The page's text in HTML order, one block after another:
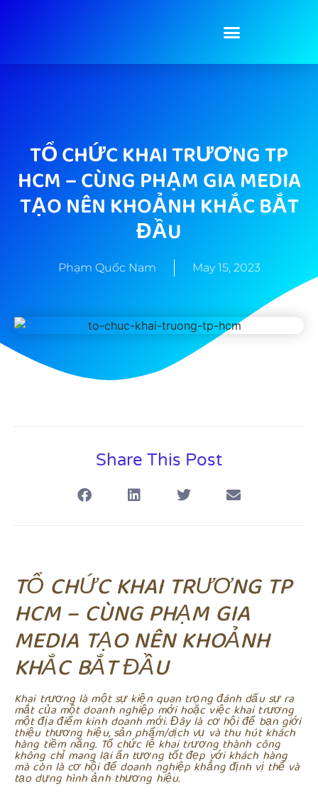
TỔ CHỨC KHAI TRƯƠNG TP
HCM – CÙNG PHẠM GIA MEDIA
TẠO NÊN KHOẢNH KHẮC BẮT
ĐẦU
Phạm Quốc Nam May 15, 2023
Share This Post
TỔ CHỨC KHAI TRƯƠNG TP
HCM – CÙNG PHẠM GIA
MEDIA TẠO NÊN KHOẢNH
KHẮC BẮT ĐẦU
Khai trương là một sự kiện quan trọng đánh dấu sự ra
mắt của một doanh nghiệp mới hoặc việc khai trương
một địa điểm kinh doanh mới. Đây là cơ hội để bạn giới
thiệu thương hiệu, sản phẩm/dịch vụ và thu hút khách
hàng tiềm năng. Tổ chức lễ khai trương thành công
không chỉ mang lại ấn tượng tốt đẹp với khách hàng
mà còn là cơ hội để doanh nghiệp khẳng định vị thế và
tạo dựng hình ảnh thương hiệu.